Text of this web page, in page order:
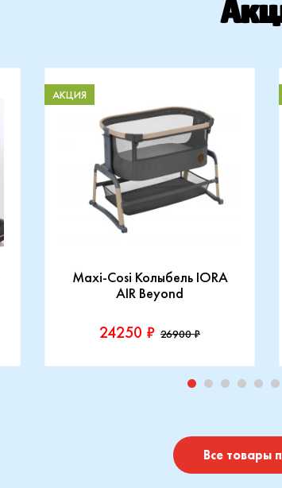
Maxi-Cosi Колыбель IORA
AIR Beyond
АКЦИЯ
24250 ₽ 26900 ₽
Производитель::
Все товары